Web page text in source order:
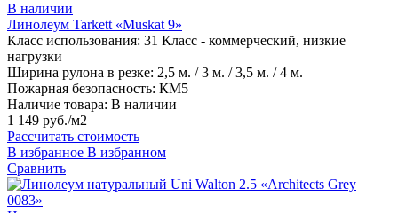
В наличии
Линолеум Tarkett «Muskat 9»
Класс использования: 31 Класс - коммерческий, низкие
нагрузки
Ширина рулона в резке: 2,5 м. / 3 м. / 3,5 м. / 4 м.
Пожарная безопасность: КМ5
Наличие товара: В наличии
1 149 руб./м2
Рассчитать стоимость
В избранное В избранном
Сравнить